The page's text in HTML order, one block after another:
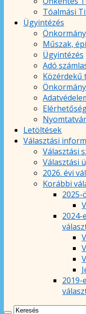
Tóalmási
Ügyintézés
Műszak,
Ügyintézés
Adó
Közérdekű
Letöltések
Választási
Választási
Választási
2026. évi
Korábbi
2025-
2024-
2019-